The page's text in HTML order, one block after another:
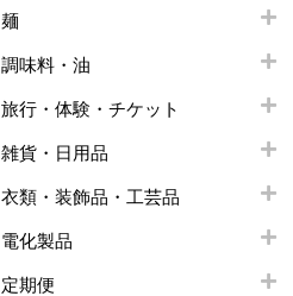
麺
調味料・油
旅行・体験・チケット
雑貨・日用品
衣類・装飾品・工芸品
電化製品
定期便